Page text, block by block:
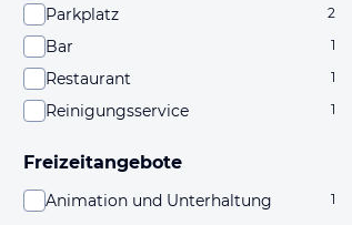
Parkplatz 2
Bar 1
Restaurant 1
Reinigungsservice 1
Freizeitangebote
Animation und Unterhaltung 1